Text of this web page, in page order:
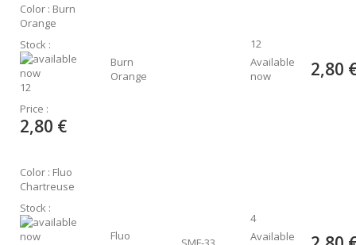
Color : Burn
Orange
Stock :
12
Price :
2,80 €
Burn
Orange
12
Available
now
2,80
Color : Fluo
Chartreuse
Stock :
Fluo
4
Available